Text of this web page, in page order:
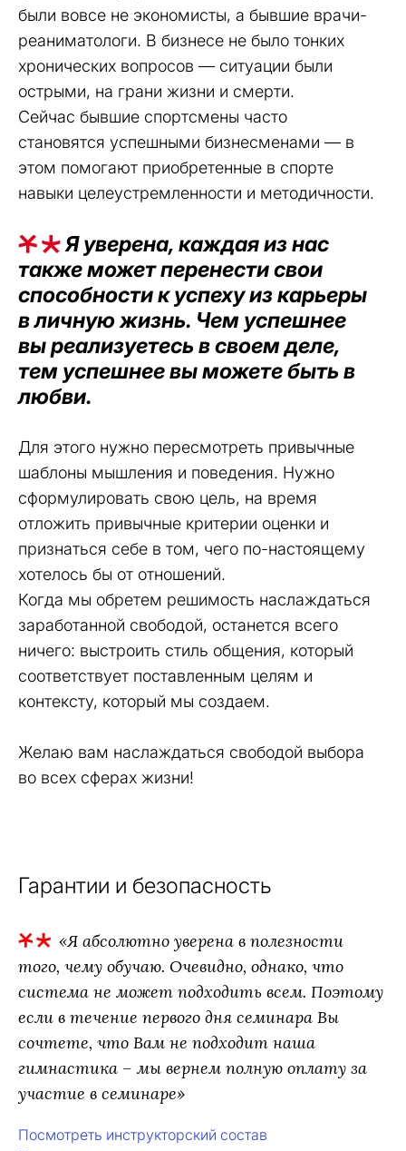
были вовсе не экономисты, а бывшие врачи-
реаниматологи. В бизнесе не было тонких
хронических вопросов — ситуации были
острыми, на грани жизни и смерти.
Сейчас бывшие спортсмены часто
становятся успешными бизнесменами — в
этом помогают приобретенные в спорте
навыки целеустремленности и методичности.
Я уверена, каждая из нас
также может перенести свои
способности к успеху из карьеры
в личную жизнь. Чем успешнее
вы реализуетесь в своем деле,
тем успешнее вы можете быть в
любви.
Для этого нужно пересмотреть привычные
шаблоны мышления и поведения. Нужно
сформулировать свою цель, на время
отложить привычные критерии оценки и
признаться себе в том, чего по-настоящему
хотелось бы от отношений.
Когда мы обретем решимость наслаждаться
заработанной свободой, останется всего
ничего: выстроить стиль общения, который
соответствует поставленным целям и
контексту, который мы создаем.
Желаю вам наслаждаться свободой выбора
во всех сферах жизни!
Гарантии и безопасность
«Я абсолютно уверена в полезности
того, чему обучаю. Очевидно, однако, что
система не может подходить всем. Поэтому
если в течение первого дня семинара Вы
сочтете, что Вам не подходит наша
гимнастика – мы вернем полную оплату за
участие в семинаре»
Посмотреть инструкторский состав